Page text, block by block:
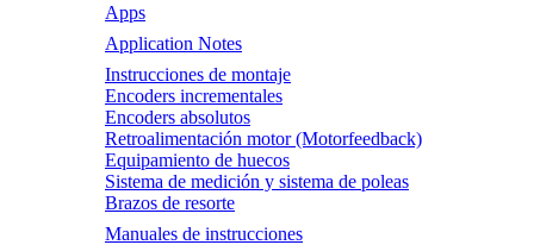
Apps
Application Notes
Instrucciones de montaje
Encoders incrementales
Encoders absolutos
Retroalimentación motor (Motorfeedback)
Equipamiento de huecos
Sistema de medición y sistema de poleas
Brazos de resorte
Manuales de instrucciones